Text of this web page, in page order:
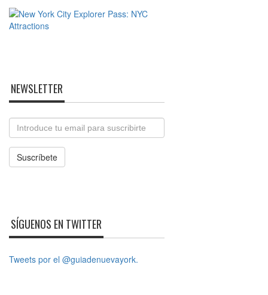
NEWSLETTER
Email
Suscríbete
SÍGUENOS EN TWITTER
Tweets por el @guiadenuevayork.